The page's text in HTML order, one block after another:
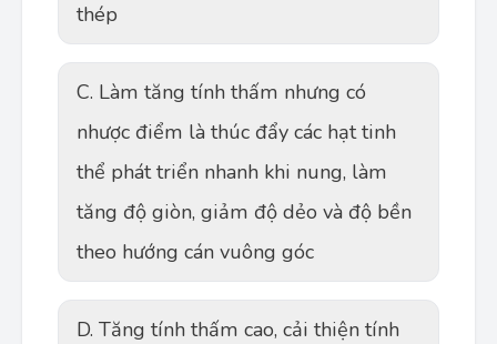
thép
C. Làm tăng tính thấm nhưng có
nhược điểm là thúc đẩy các hạt tinh
thể phát triển nhanh khi nung, làm
tăng độ giòn, giảm độ dẻo và độ bền
theo hướng cán vuông góc
D. Tăng tính thấm cao, cải thiện tính